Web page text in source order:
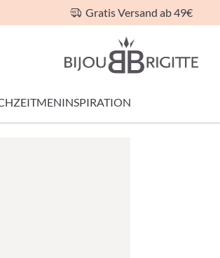
Gratis Versand ab 49€
MENINSPIRATION